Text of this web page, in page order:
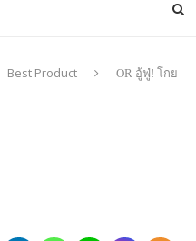
Best Product
OR อู้ฟู่! โกย